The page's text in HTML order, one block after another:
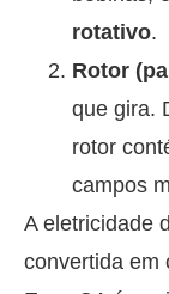
rotativo.
Rotor
que gira.
rotor
campos
A eletricidade
convertida em